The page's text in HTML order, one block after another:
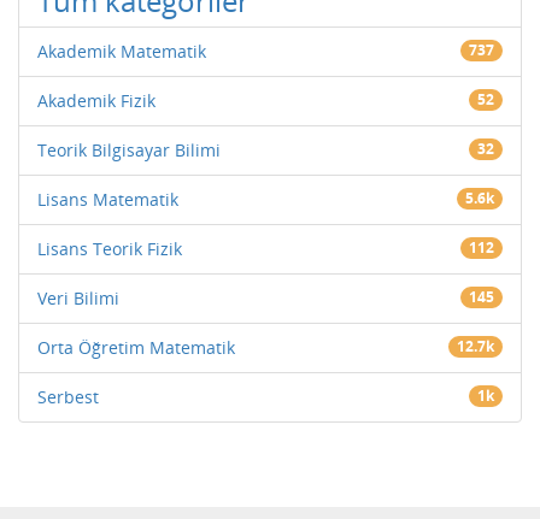
Akademik Matematik 737
Akademik Fizik 52
Teorik Bilgisayar Bilimi 32
Lisans Matematik 5.6k
Lisans Teorik Fizik 112
Veri Bilimi 145
Orta Öğretim Matematik 12.7k
Serbest 1k